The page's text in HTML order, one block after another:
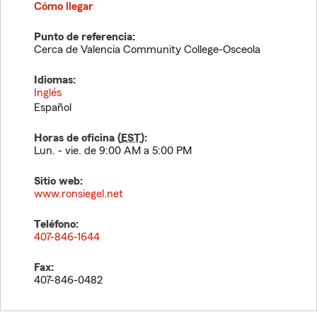
Cómo llegar
Punto de referencia:
Cerca de Valencia Community College-Osceola
Idiomas:
Inglés
Español
Horas de oficina (EST):
Lun. - vie. de 9:00 AM a 5:00 PM
Sitio web:
www.ronsiegel.net
Teléfono:
407-846-1644
Fax:
407-846-0482